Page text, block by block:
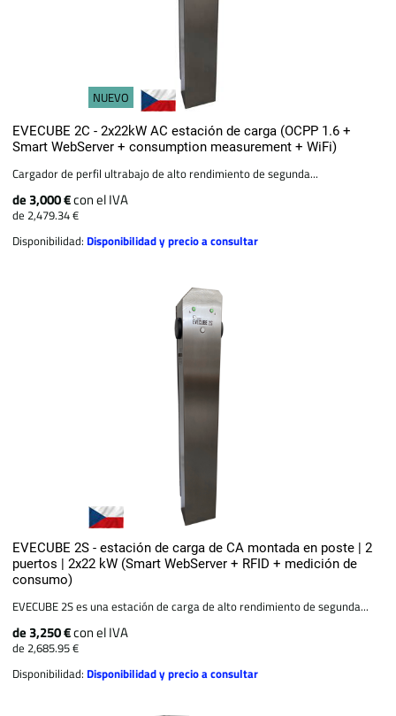
NUEVO
EVECUBE 2C - 2x22kW AC estación de carga (OCPP 1.6 +
Smart WebServer + consumption measurement + WiFi)
Cargador de perfil ultrabajo de alto rendimiento de segunda...
de 3,000 €con el IVA
de 2,479.34 €
Disponibilidad: Disponibilidad y precio a consultar
EVECUBE 2S - estación de carga de CA montada en poste | 2
puertos | 2x22 kW (Smart WebServer + RFID + medición de
consumo)
EVECUBE 2S es una estación de carga de alto rendimiento de segunda...
de 3,250 €con el IVA
de 2,685.95 €
Disponibilidad: Disponibilidad y precio a consultar